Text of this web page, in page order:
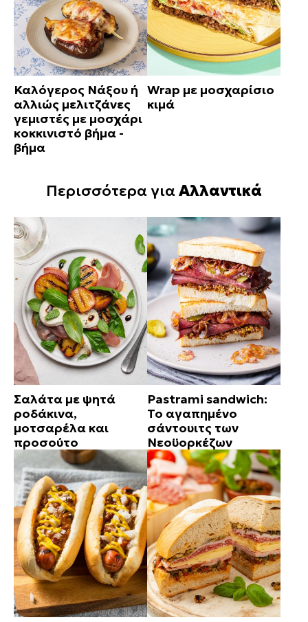
Καλόγερος Νάξου ή
αλλιώς μελιτζάνες
γεμιστές με μοσχάρι
κοκκινιστό βήμα -
βήμα
Wrap με μοσχαρίσιο
κιμά
Περισσότερα γιαΑλλαντικά
Σαλάτα με ψητά
ροδάκινα,
μοτσαρέλα και
προσούτο
Pastrami sandwich:
Το αγαπημένο
σάντουιτς των
Νεοϋορκέζων